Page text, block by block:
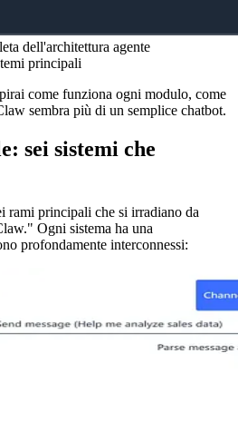
dell'architettura agente
principali
come funziona ogni modulo, come
sembra più di un semplice chatbot.
sei sistemi che
rami principali che si irradiano da
Ogni sistema ha una
profondamente interconnessi: